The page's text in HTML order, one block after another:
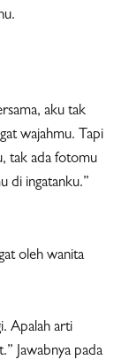
aku tak
wajahmu. Tapi
tak ada fotomu
di ingatanku.”
oleh wanita
Apalah arti
Jawabnya pada